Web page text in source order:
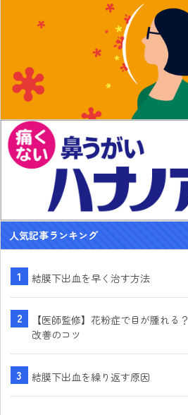
人気記事ランキング
結膜下出血を早く治す方法
【医師監修】花粉症で目が腫れる
改善のコツ
結膜下出血を繰り返す原因